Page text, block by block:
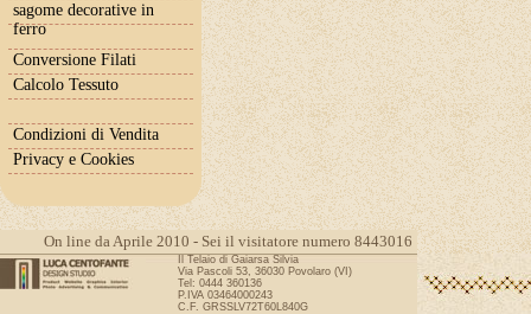
sagome decorative in
ferro
Conversione Filati
Calcolo Tessuto
Condizioni di Vendita
Privacy e Cookies
On line da Aprile 2010 - Sei il visitatore numero 8443016
Il Telaio di Gaiarsa Silvia
Via Pascoli 53, 36030 Povolaro (VI)
Tel: 0444 360136
P.IVA 03464000243
C.F. GRSSLV72T60L840G